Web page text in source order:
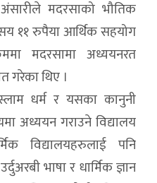
मदरसाको भौतिक
११ रुपैया आर्थिक सहयोग
मदरसामा अध्ययनरत
गरेका थिए ।
धर्म र यसका कानुनी
अध्ययन गराउने विद्यालय
विद्यालयहरुलाई पनि
भाषा र धार्मिक ज्ञान